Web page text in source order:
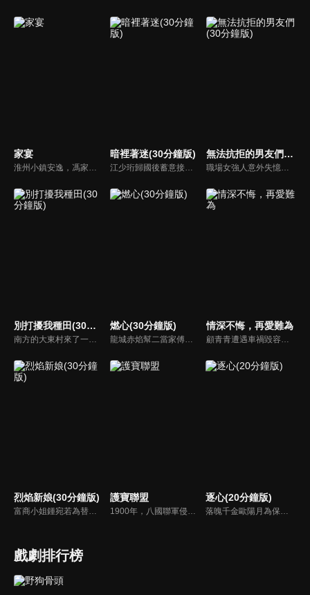
家宴
淮州小鎮安逸，馮家四子女三人在北京發展，老馮頭盼團聚，大女兒大米卻想接家人入京。大米餐館因妹夫皮大聰欠債受牽連，老馮頭與對手鄭叔比刀工失敗暈倒。姑姑馮翠珍與鄭叔因父親反對未婚，三女兒果果的婚事也因意外受阻，家族矛盾不斷。
暗裡著迷(30分鐘版)
江少珩歸國後蓄意接近服裝設計師蘇半夏，直到衛高陽暴露出江少珩接近蘇半夏的真實目的，蘇半夏深覺背叛而與江少珩分手。而已經無法離開蘇半夏的江少珩，用真心再次追回蘇半夏，上演追妻火葬場並重歸於好。之後，兩人查清當年真相，最終衛氏姐弟雙雙落網，一切塵埃落定。
無法抗拒的男友們(30分鐘版)
職場女強人意外失憶後重啟人生，一覺醒來，竟與公司老闆、部門總監、實習生三人同時「戀愛」。通過這甜蜜浪漫、驚險刺激又難以抉擇的感情生活後，最終發現愛情真正的意義。
別打擾我種田(30分鐘版)
南方的大東村來了一位不速之客林現，他是林氏集團百億資產的唯一繼承人，在爺爺強勢壓迫下，家世顯赫的他空降莊家找到自己傳說中門當戶對的未婚妻，決定說服她自願解除婚約。
燃心(30分鐘版)
龍城赤焰幫二當家傅雲月不顧哥哥傅雲崢的阻攔，偽裝身分接近沈家少爺沈西澤，為母報仇刺殺沈家老爺沈文德時，竟發現其中隱藏著更深的秘密。
情深不悔，再愛難為
顧青青遭遇車禍毀容後，遭受嚴重的精神創傷，幸得被裴氏集團總裁裴謹卿搭救，並將她整容成了自己初戀情人沈曼青的外貌。其實裴謹卿搭救顧青青是為了追查當年沈曼青死亡的真相。顧青青接受裴謹卿的安排，並且在經過了一系列殘酷訓練後，以裴謹卿總裁秘書身份出現在眾人眼中...
烈焰新娘(30分鐘版)
富商小姐鍾宛若為替未婚夫劉子潤復仇，假意投誠敵對的夏軍，卻不料遭到夏軍少帥沐少離威脅強娶，由此各懷算計的倆人成為了夫妻，並在一系列鬥智鬥勇的婚後生活中愛上了彼此。而就在兩人濃情時，鍾宛若意外得知了沐少離的真實身份，在彼此的不信任和軍閥爭霸的陰謀下，相愛的倆人開始了互相折磨 。
護寶聯盟
1900年，八國聯軍侵進北京搶奪奇珍異寶。愛國志士唐瓊從列強手中奪回了一批價值連城的文物，本想交給清政府，但腐敗的官員差點私吞了那批文物，並且追殺唐瓊。為了保護文物，唐瓊在臨死前將藏寶圖一分為二，分別藏在一部古書的上、下兩部分，分別交給了封納新、賀台煙保管。
逐心(20分鐘版)
落魄千金歐陽月為保住洋行，查明父親死因，讓處心積慮接觸自己的秦霽風成為了自己的保鏢，對其日漸生情。與自己的青梅竹馬未婚夫梁嘉昊逐漸疏遠，正當兩人要攜手對抗黑暗時，不料真相揭開，兩人站在了對立面，一場虐心三角戀逐漸拉開帷幕...
戲劇排行榜